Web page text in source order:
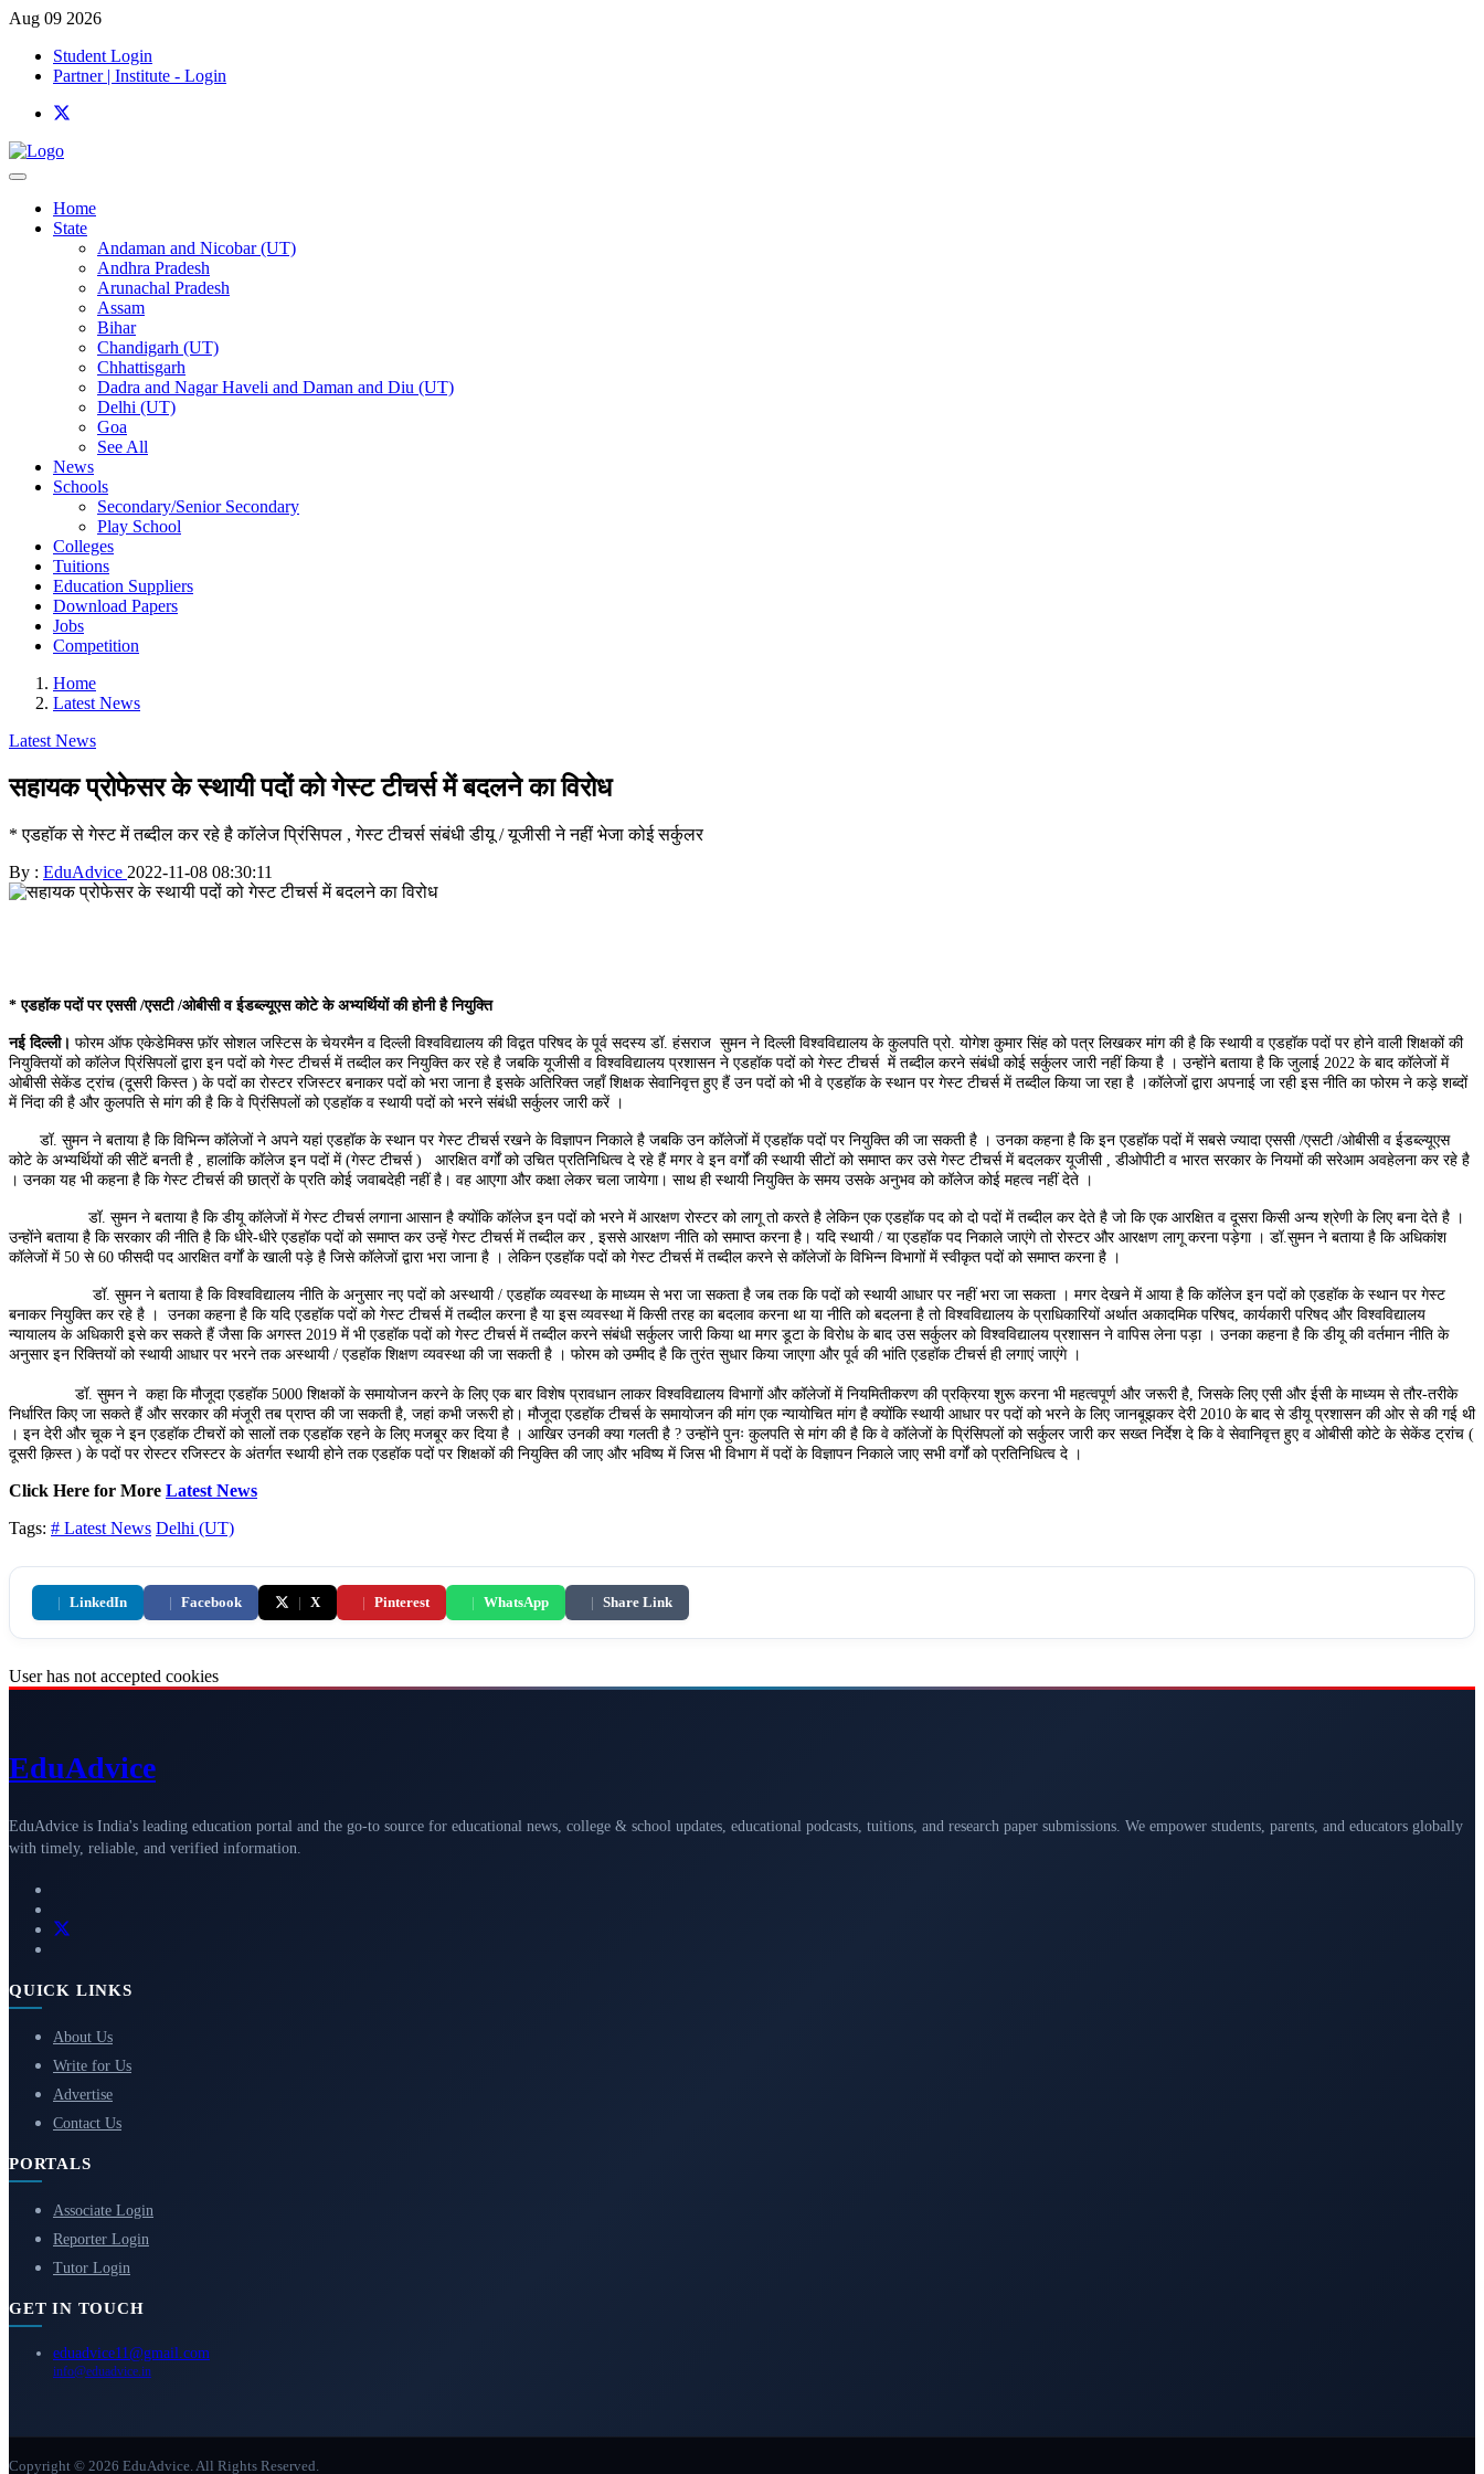
Aug 09 2026
Student Login
Partner | Institute - Login
Home
State
Andaman and Nicobar (UT)
Andhra Pradesh
Arunachal Pradesh
Assam
Bihar
Chandigarh (UT)
Chhattisgarh
Dadra and Nagar Haveli and Daman and Diu (UT)
Delhi (UT)
Goa
See All
News
Schools
Secondary/Senior Secondary
Play School
Colleges
Tuitions
Education Suppliers
Download Papers
Jobs
Competition
Home
Latest News
Latest News
सहायक प्रोफेसर के स्थायी पदों को गेस्ट टीचर्स में बदलने का विरोध
* एडहॉक से गेस्ट में तब्दील कर रहे है कॉलेज प्रिंसिपल , गेस्ट टीचर्स संबंधी डीयू / यूजीसी ने नहीं भेजा कोई सर्कुलर
By : EduAdvice 2022-11-08 08:30:11
* एडहॉक पदों पर एससी /एसटी /ओबीसी व ईडब्ल्यूएस कोटे के अभ्यर्थियों की होनी है नियुक्ति
नई दिल्ली। फोरम ऑफ एकेडेमिक्स फ़ॉर सोशल जस्टिस के चेयरमैन व दिल्ली विश्वविद्यालय की विद्वत परिषद के पूर्व सदस्य डॉ. हंसराज सुमन ने दिल्ली विश्वविद्यालय के कुलपति प्रो. योगेश कुमार सिंह को पत्र लिखकर मांग की है कि स्थायी व एडहॉक पदों पर होने वाली शिक्षकों की
नियुक्तियों को कॉलेज प्रिंसिपलों द्वारा इन पदों को गेस्ट टीचर्स में तब्दील कर नियुक्ति कर रहे है जबकि यूजीसी व विश्वविद्यालय प्रशासन ने एडहॉक पदों को गेस्ट टीचर्स में तब्दील करने संबंधी कोई सर्कुलर जारी नहीं किया है । उन्होंने बताया है कि जुलाई 2022 के बाद कॉलेजों में
ओबीसी सेकेंड ट्रांच (दूसरी किस्त ) के पदों का रोस्टर रजिस्टर बनाकर पदों को भरा जाना है इसके अतिरिक्त जहाँ शिक्षक सेवानिवृत्त हुए हैं उन पदों को भी वे एडहॉक के स्थान पर गेस्ट टीचर्स में तब्दील किया जा रहा है ।कॉलेजों द्वारा अपनाई जा रही इस नीति का फोरम ने कड़े शब्दों
में निंदा की है और कुलपति से मांग की है कि वे प्रिंसिपलों को एडहॉक व स्थायी पदों को भरने संबंधी सर्कुलर जारी करें ।
डॉ. सुमन ने बताया है कि विभिन्न कॉलेजों ने अपने यहां एडहॉक के स्थान पर गेस्ट टीचर्स रखने के विज्ञापन निकाले है जबकि उन कॉलेजों में एडहॉक पदों पर नियुक्ति की जा सकती है । उनका कहना है कि इन एडहॉक पदों में सबसे ज्यादा एससी /एसटी /ओबीसी व ईडब्ल्यूएस
कोटे के अभ्यर्थियों की सीटें बनती है , हालांकि कॉलेज इन पदों में (गेस्ट टीचर्स ) आरक्षित वर्गों को उचित प्रतिनिधित्व दे रहे हैं मगर वे इन वर्गों की स्थायी सीटों को समाप्त कर उसे गेस्ट टीचर्स में बदलकर यूजीसी , डीओपीटी व भारत सरकार के नियमों की सरेआम अवहेलना कर रहे है
। उनका यह भी कहना है कि गेस्ट टीचर्स की छात्रों के प्रति कोई जवाबदेही नहीं है। वह आएगा और कक्षा लेकर चला जायेगा। साथ ही स्थायी नियुक्ति के समय उसके अनुभव को कॉलेज कोई महत्व नहीं देते ।
डॉ. सुमन ने बताया है कि डीयू कॉलेजों में गेस्ट टीचर्स लगाना आसान है क्योंकि कॉलेज इन पदों को भरने में आरक्षण रोस्टर को लागू तो करते है लेकिन एक एडहॉक पद को दो पदों में तब्दील कर देते है जो कि एक आरक्षित व दूसरा किसी अन्य श्रेणी के लिए बना देते है ।
उन्होंने बताया है कि सरकार की नीति है कि धीरे-धीरे एडहॉक पदों को समाप्त कर उन्हें गेस्ट टीचर्स में तब्दील कर , इससे आरक्षण नीति को समाप्त करना है। यदि स्थायी / या एडहॉक पद निकाले जाएंगे तो रोस्टर और आरक्षण लागू करना पड़ेगा । डॉ.सुमन ने बताया है कि अधिकांश
कॉलेजों में 50 से 60 फीसदी पद आरक्षित वर्गों के खाली पड़े है जिसे कॉलेजों द्वारा भरा जाना है । लेकिन एडहॉक पदों को गेस्ट टीचर्स में तब्दील करने से कॉलेजों के विभिन्न विभागों में स्वीकृत पदों को समाप्त करना है ।
डॉ. सुमन ने बताया है कि विश्वविद्यालय नीति के अनुसार नए पदों को अस्थायी / एडहॉक व्यवस्था के माध्यम से भरा जा सकता है जब तक कि पदों को स्थायी आधार पर नहीं भरा जा सकता । मगर देखने में आया है कि कॉलेज इन पदों को एडहॉक के स्थान पर गेस्ट
बनाकर नियुक्ति कर रहे है । उनका कहना है कि यदि एडहॉक पदों को गेस्ट टीचर्स में तब्दील करना है या इस व्यवस्था में किसी तरह का बदलाव करना था या नीति को बदलना है तो विश्वविद्यालय के प्राधिकारियों अर्थात अकादमिक परिषद, कार्यकारी परिषद और विश्वविद्यालय
न्यायालय के अधिकारी इसे कर सकते हैं जैसा कि अगस्त 2019 में भी एडहॉक पदों को गेस्ट टीचर्स में तब्दील करने संबंधी सर्कुलर जारी किया था मगर डूटा के विरोध के बाद उस सर्कुलर को विश्वविद्यालय प्रशासन ने वापिस लेना पड़ा । उनका कहना है कि डीयू की वर्तमान नीति के
अनुसार इन रिक्तियों को स्थायी आधार पर भरने तक अस्थायी / एडहॉक शिक्षण व्यवस्था की जा सकती है । फोरम को उम्मीद है कि तुरंत सुधार किया जाएगा और पूर्व की भांति एडहॉक टीचर्स ही लगाएं जाएंगे ।
डॉ. सुमन ने कहा कि मौजूदा एडहॉक 5000 शिक्षकों के समायोजन करने के लिए एक बार विशेष प्रावधान लाकर विश्वविद्यालय विभागों और कॉलेजों में नियमितीकरण की प्रक्रिया शुरू करना भी महत्वपूर्ण और जरूरी है, जिसके लिए एसी और ईसी के माध्यम से तौर-तरीके
निर्धारित किए जा सकते हैं और सरकार की मंजूरी तब प्राप्त की जा सकती है, जहां कभी जरूरी हो। मौजूदा एडहॉक टीचर्स के समायोजन की मांग एक न्यायोचित मांग है क्योंकि स्थायी आधार पर पदों को भरने के लिए जानबूझकर देरी 2010 के बाद से डीयू प्रशासन की ओर से की गई थी
। इन देरी और चूक ने इन एडहॉक टीचरों को सालों तक एडहॉक रहने के लिए मजबूर कर दिया है । आखिर उनकी क्या गलती है ? उन्होंने पुनः कुलपति से मांग की है कि वे कॉलेजों के प्रिंसिपलों को सर्कुलर जारी कर सख्त निर्देश दे कि वे सेवानिवृत्त हुए व ओबीसी कोटे के सेकेंड ट्रांच (
दूसरी क़िस्त ) के पदों पर रोस्टर रजिस्टर के अंतर्गत स्थायी होने तक एडहॉक पदों पर शिक्षकों की नियुक्ति की जाए और भविष्य में जिस भी विभाग में पदों के विज्ञापन निकाले जाए सभी वर्गों को प्रतिनिधित्व दे ।
Click Here for More Latest News
Tags: # Latest News Delhi (UT)
| LinkedIn | Facebook | X | Pinterest | WhatsApp | Share Link
User has not accepted cookies
EduAdvice
EduAdvice is India's leading education portal and the go-to source for educational news, college & school updates, educational podcasts, tuitions, and research paper submissions. We empower students, parents, and educators globally
with timely, reliable, and verified information.
QUICK LINKS
About Us
Write for Us
Advertise
Contact Us
PORTALS
Associate Login
Reporter Login
Tutor Login
GET IN TOUCH
eduadvice11@gmail.com
info@eduadvice.in
Copyright © 2026 EduAdvice. All Rights Reserved.